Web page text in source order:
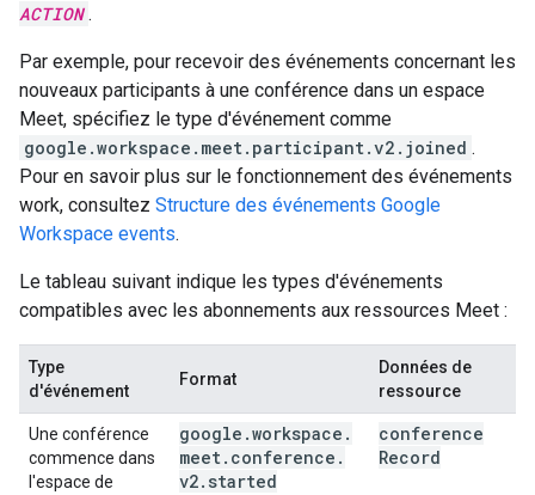
ACTION .
Par exemple, pour recevoir des événements concernant les
nouveaux participants à une conférence dans un espace
Meet, spécifiez le type d'événement comme
google.workspace.meet.participant.v2.joined .
Pour en savoir plus sur le fonctionnement des événements
work, consultez Structure des événements Google
Workspace events.
Le tableau suivant indique les types d'événements
compatibles avec les abonnements aux ressources Meet :
Type
d'événement
Format
Données de
ressource
Une conférence
commence dans
l'espace de
google .workspace .
meet. conference .
v2. started
conference
Record